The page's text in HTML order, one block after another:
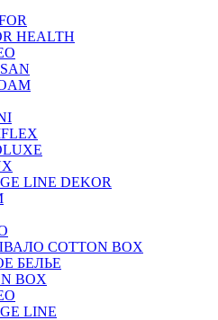
HEALTH
LINE DEKOR
COTTON BOX
БЕЛЬЕ
BOX
LINE